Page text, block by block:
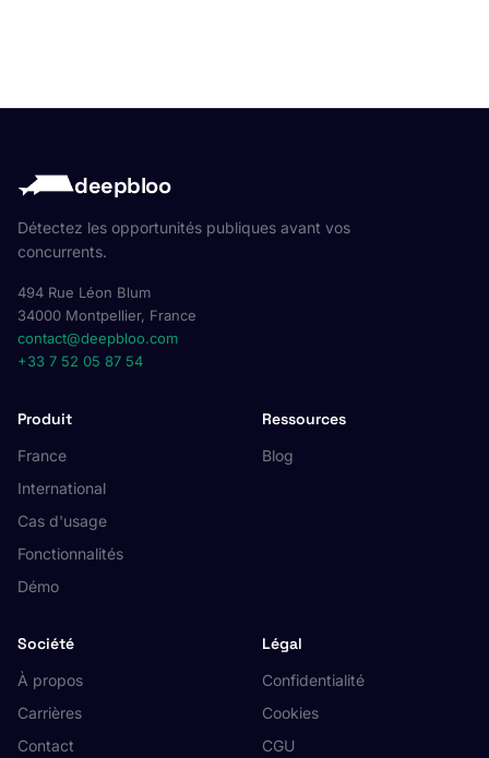
deepbloo
Détectez les opportunités publiques avant vos
concurrents.
494 Rue Léon Blum
34000 Montpellier, France
contact@deepbloo.com
+33 7 52 05 87 54
Produit
France
International
Cas d'usage
Fonctionnalités
Démo
Ressources
Blog
Société
À propos
Carrières
Contact
Légal
Confidentialité
Cookies
CGU